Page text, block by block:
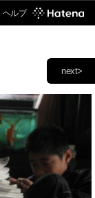
ヘルプ
next>